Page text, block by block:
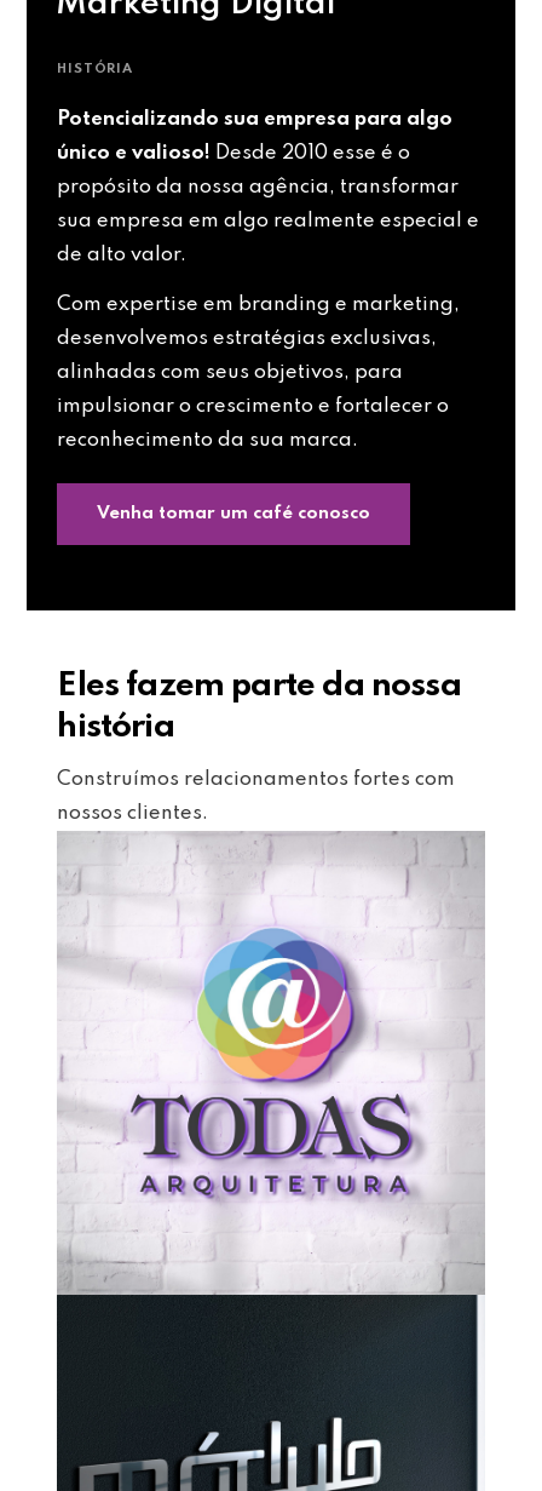
HISTÓRIA
Potencializando sua empresa para algo
único e valioso! Desde 2010 esse é o
propósito da nossa agência, transformar
sua empresa em algo realmente especial e
de alto valor.
Com expertise em branding e marketing,
desenvolvemos estratégias exclusivas,
alinhadas com seus objetivos, para
impulsionar o crescimento e fortalecer o
reconhecimento da sua marca.
Venha tomar um café conosco
Eles fazem parte da nossa
história
Construímos relacionamentos fortes com
nossos clientes.